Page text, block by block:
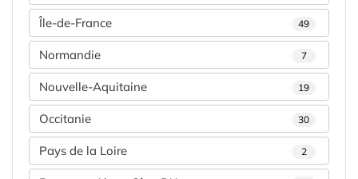
Île-de-France 49
Normandie 7
Nouvelle-Aquitaine 19
Occitanie 30
Pays de la Loire 2